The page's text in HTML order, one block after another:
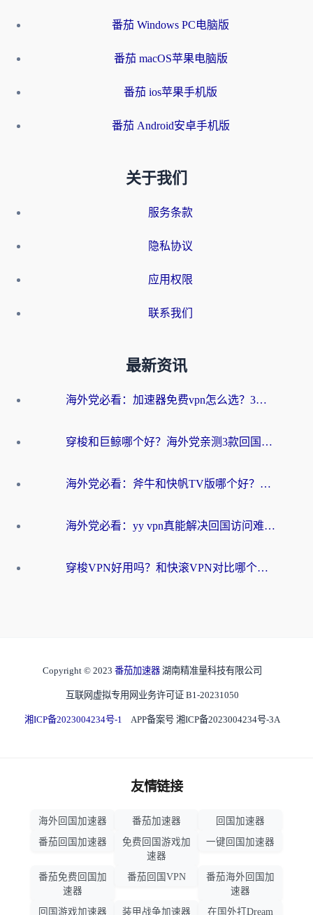
番茄 Windows PC电脑版
番茄 macOS苹果电脑版
番茄 ios苹果手机版
番茄 Android安卓手机版
关于我们
服务条款
隐私协议
应用权限
联系我们
最新资讯
海外党必看：加速器免费vpn怎么选？3步教你无缝访问国内资源
穿梭和巨鲸哪个好？海外党亲测3款回国加速器，教你避开90%的坑
海外党必看：斧牛和快帆TV版哪个好？3分钟选对回国加速器，无缝刷B站、追热剧
海外党必看：yy vpn真能解决回国访问难题？附云极initap测评+免费方案对比
穿梭VPN好用吗？和快滚VPN对比哪个回国效果更好？海外党选回国加速器必看指南
Copyright © 2023 番茄加速器 湖南精准量科技有限公司
互联网虚拟专用网业务许可证 B1-20231050
湘ICP备2023004234号-1 APP备案号 湘ICP备2023004234号-3A
友情链接
海外回国加速器 番茄加速器
回国加速器
番茄回国加速器
免费回国游戏加
速器
一键回国加速器
番茄免费回国加
速器
番茄回国VPN
番茄海外回国加
速器
回国游戏加速器
装甲战争加速器 在国外打Dream